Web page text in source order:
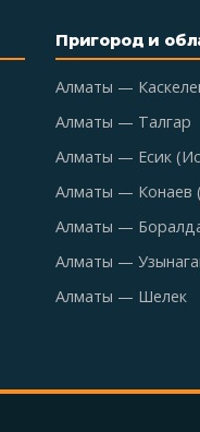
Пригород и
Алматы —
Алматы — Талгар
Алматы — Есик
Алматы — Конаев
Алматы —
Алматы —
Алматы — Шелек